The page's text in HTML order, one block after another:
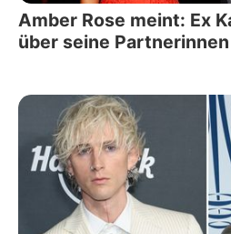
Amber Rose meint: Ex
über seine Partnerinnen